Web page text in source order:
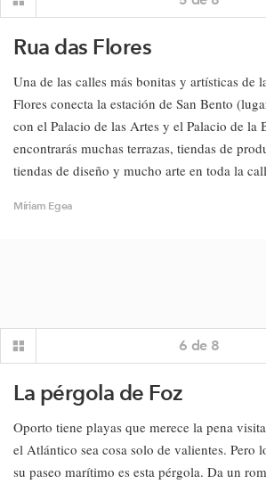
Rua das Flores
Una de las calles más bonitas y artísticas de
Flores conecta la estación de San Bento
con el Palacio de las Artes y el Palacio de la
encontrarás muchas terrazas, tiendas de
tiendas de diseño y mucho arte en toda la
Míriam Egea
6 de 8
La pérgola de Foz
Oporto tiene playas que merece la pena
el Atlántico sea cosa solo de valientes. Pero
su paseo marítimo es esta pérgola. Da un